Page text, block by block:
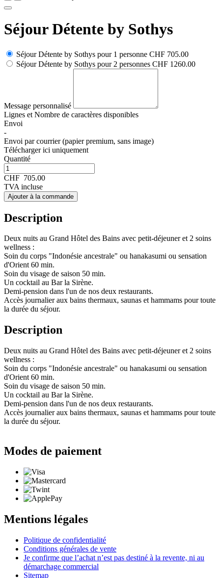
Séjour Détente by Sothys
Séjour Détente by Sothys pour 1 personne CHF 705.00
Séjour Détente by Sothys pour 2 personnes CHF 1260.00
Message personnalisé
Lignes et Nombre de caractères disponibles
Envoi
-
Envoi par courrier (papier premium, sans image)
Télécharger ici uniquement
Quantité
CHF 705.00
TVA incluse
Ajouter à la commande
Description
Deux nuits au Grand Hôtel des Bains avec petit-déjeuner et 2 soins
wellness :
Soin du corps "Indonésie ancestrale" ou hanakasumi ou sensation
d'Orient 60 min.
Soin du visage de saison 50 min.
Un cocktail au Bar la Sirène.
Demi-pension dans l'un de nos deux restaurants.
Accès journalier aux bains thermaux, saunas et hammams pour toute
la durée du séjour.
Description
Deux nuits au Grand Hôtel des Bains avec petit-déjeuner et 2 soins
wellness :
Soin du corps "Indonésie ancestrale" ou hanakasumi ou sensation
d'Orient 60 min.
Soin du visage de saison 50 min.
Un cocktail au Bar la Sirène.
Demi-pension dans l'un de nos deux restaurants.
Accès journalier aux bains thermaux, saunas et hammams pour toute
la durée du séjour.
Modes de paiement
Mentions légales
Politique de confidentialité
Conditions générales de vente
Je confirme que l’achat n’est pas destiné à la revente, ni au
démarchage commercial
Sitemap